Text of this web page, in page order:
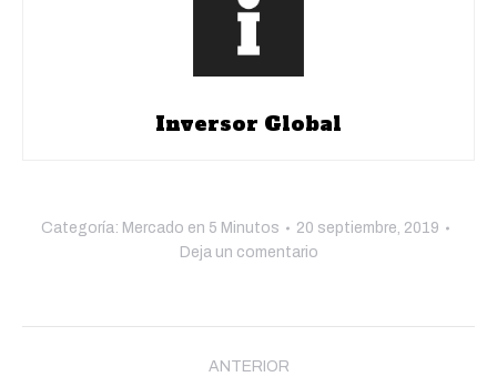
Inversor Global
Categoría: Mercado en 5 Minutos
20 septiembre, 2019
Deja un comentario
ANTERIOR